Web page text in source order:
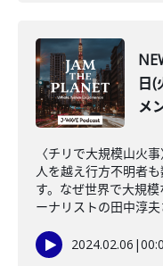
日(
メ
〈チリで大規模山火
人を越え行方不明者
す。なぜ世界で大規
ーナリストの田中淳夫
2024.02.06 |